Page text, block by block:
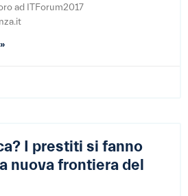
ad ITForum2017
I prestiti si fanno
nuova frontiera del